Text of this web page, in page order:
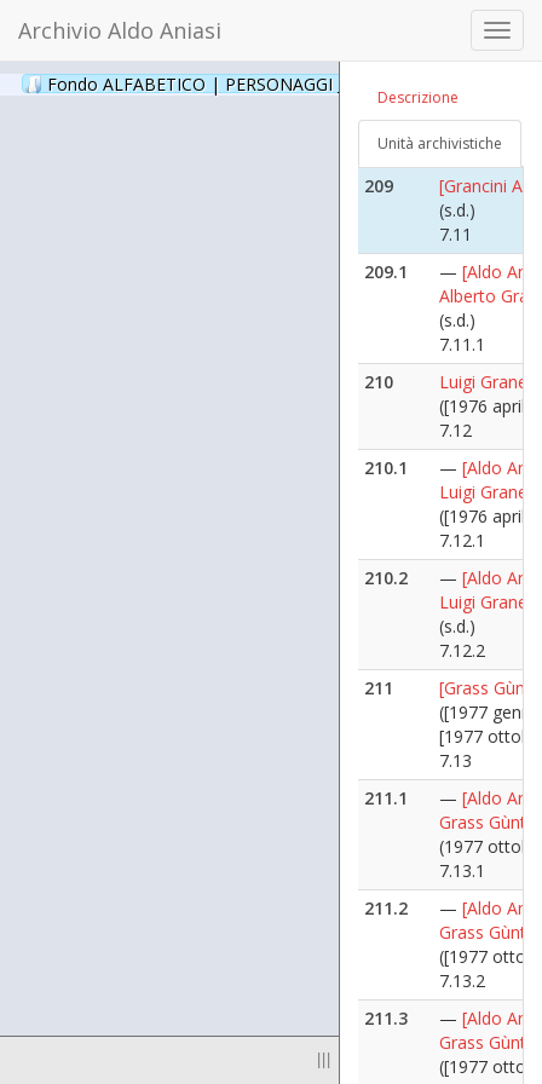
Archivio Aldo Aniasi
Fondo ALFABETICO | PERSONAGGI _ Archivio Fotografico
|||
Descrizione
Unità archivistiche
Giorgio
7.1.5
208.6
—
(s.d.)
7.1.6
209
[Grancini
(s.d.)
7.11
209.1
— [Aldo
Alberto
(s.d.)
7.11.1
210
Luigi Granelli
([1976 aprile
7.12
210.1
— [Aldo
Luigi
([1976 aprile
7.12.1
210.2
— [Aldo
Luigi
(s.d.)
7.12.2
211
[Grass
([1977
[1977
7.13
211.1
— [Aldo
Grass
(1977
7.13.1
211.2
— [Aldo
Grass
([1977
7.13.2
211.3
— [Aldo
Grass
([1977